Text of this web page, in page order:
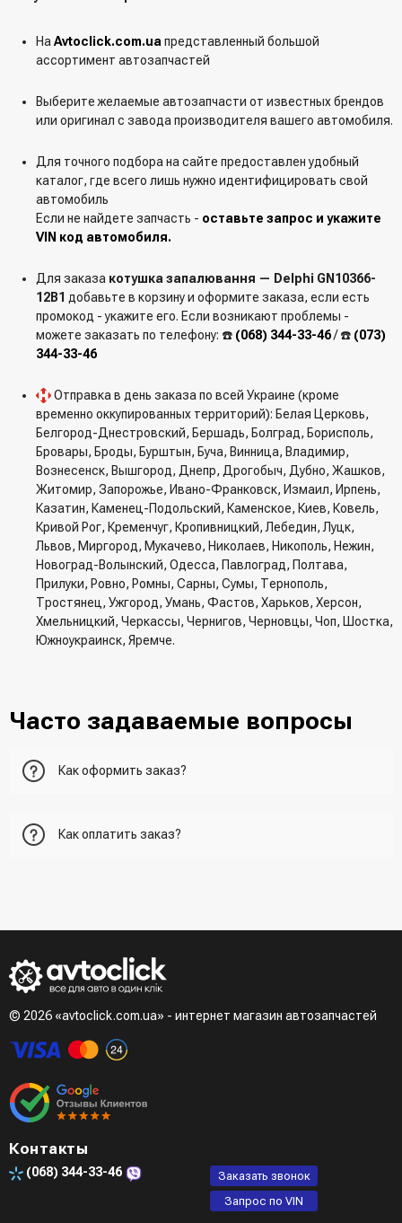
НаAvtoclick.com.uaпредставленный большой
ассортимент автозапчастей
Выберите желаемые автозапчасти от известных брендов
или оригинал с завода производителя вашего автомобиля.
Для точного подбора на сайте предоставлен удобный
каталог, где всего лишь нужно идентифицировать свой
автомобиль
Если не найдете запчасть - оставьте запрос и укажите
VIN код автомобиля.
Для заказа котушка запалювання — Delphi GN10366-
12B1 добавьте в корзину и оформите заказа, если есть
промокод - укажите его. Если возникают проблемы -
можете заказать по телефону: ☎️ (068) 344-33-46/ ☎️ (073)
344-33-46
Отправка в день заказа по всей Украине (кроме
временно оккупированных территорий): Белая Церковь,
Белгород-Днестровский, Бершадь, Болград, Борисполь,
Бровары, Броды, Бурштын, Буча, Винница, Владимир,
Вознесенск, Вышгород, Днепр, Дрогобыч, Дубно, Жашков,
Житомир, Запорожье, Ивано-Франковск, Измаил, Ирпень,
Казатин, Каменец-Подольский, Каменское, Киев, Ковель,
Кривой Рог, Кременчуг, Кропивницкий, Лебедин, Луцк,
Львов, Миргород, Мукачево, Николаев, Никополь, Нежин,
Новоград-Волынский, Одесса, Павлоград, Полтава,
Прилуки, Ровно, Ромны, Сарны, Сумы, Тернополь,
Тростянец, Ужгород, Умань, Фастов, Харьков, Херсон,
Хмельницкий, Черкассы, Чернигов, Черновцы, Чоп, Шостка,
Южноукраинск, Яремче.
Часто задаваемые вопросы
Как оформить заказ?
корзину и указать всю необходимую информацию о
наберет менеджер для подтверждения и уточнения данных.
Третий вариант - сделать заказ по телефонном режиме
при разговоре с менеджером
Четвертый вариант - заказать через доступные
мессенджеры (viber, telegram)
Как оплатить заказ?
- LiqPay при оформлении заказа через корзину
© 2026 «avtoclick.com.ua» - интернет магазин автозапчастей
Контакты
(068) 344-33-46
Заказать звонок
Запрос по VIN